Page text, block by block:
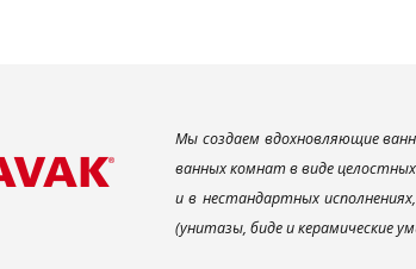
Мы создаем вдохновляющие
ванных комнат в виде
и в нестандартных
(унитазы, биде и керамические